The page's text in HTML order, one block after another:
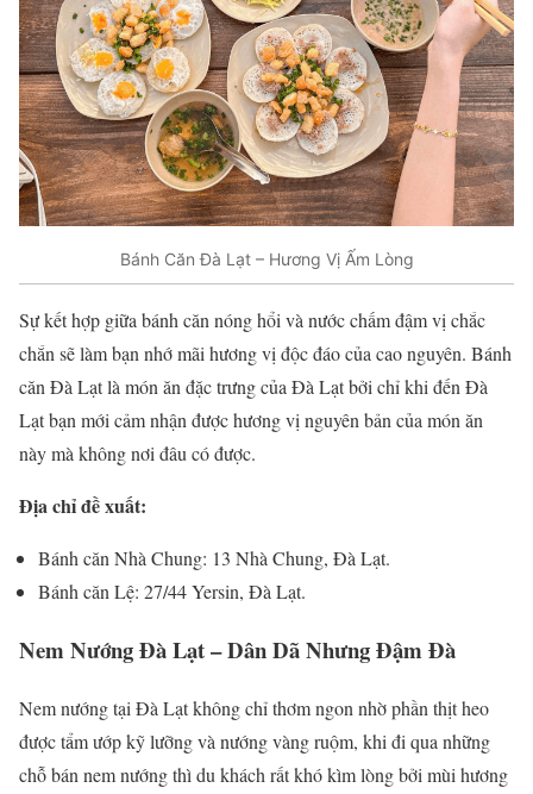
Bánh Căn Đà Lạt – Hương Vị Ấm Lòng
Sự kết hợp giữa bánh căn nóng hổi và nước chấm đậm vị chắc
chắn sẽ làm bạn nhớ mãi hương vị độc đáo của cao nguyên. Bánh
căn Đà Lạt là món ăn đặc trưng của Đà Lạt bởi chỉ khi đến Đà
Lạt bạn mới cảm nhận được hương vị nguyên bản của món ăn
này mà không nơi đâu có được.
Địa chỉ đề xuất:
Bánh căn Nhà Chung: 13 Nhà Chung, Đà Lạt.
Bánh căn Lệ: 27/44 Yersin, Đà Lạt.
Nem Nướng Đà Lạt – Dân Dã Nhưng Đậm Đà
Nem nướng tại Đà Lạt không chỉ thơm ngon nhờ phần thịt heo
được tẩm ướp kỹ lưỡng và nướng vàng ruộm, khi đi qua những
chỗ bán nem nướng thì du khách rất khó kìm lòng bởi mùi hương